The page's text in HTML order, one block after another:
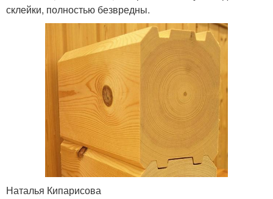
склейки, полностью безвредны.
Наталья Кипарисова